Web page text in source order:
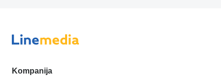
Kompanija